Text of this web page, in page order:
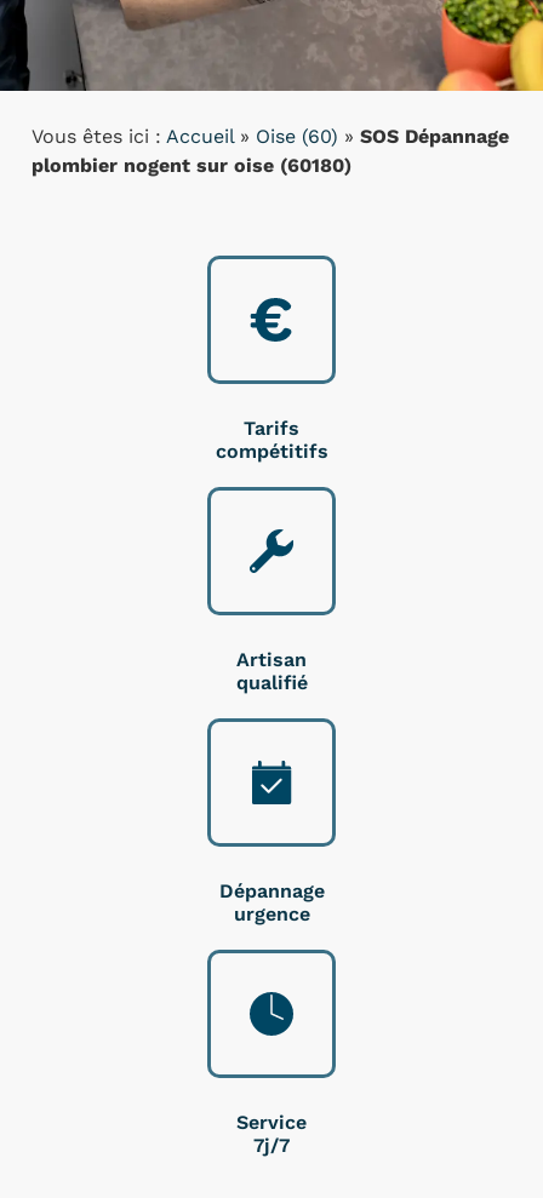
Vous êtes ici : Accueil» Oise (60) » SOS Dépannage
plombier nogent sur oise (60180)
Tarifs
compétitifs
Artisan
qualifié
Dépannage
urgence
Service
7j/7